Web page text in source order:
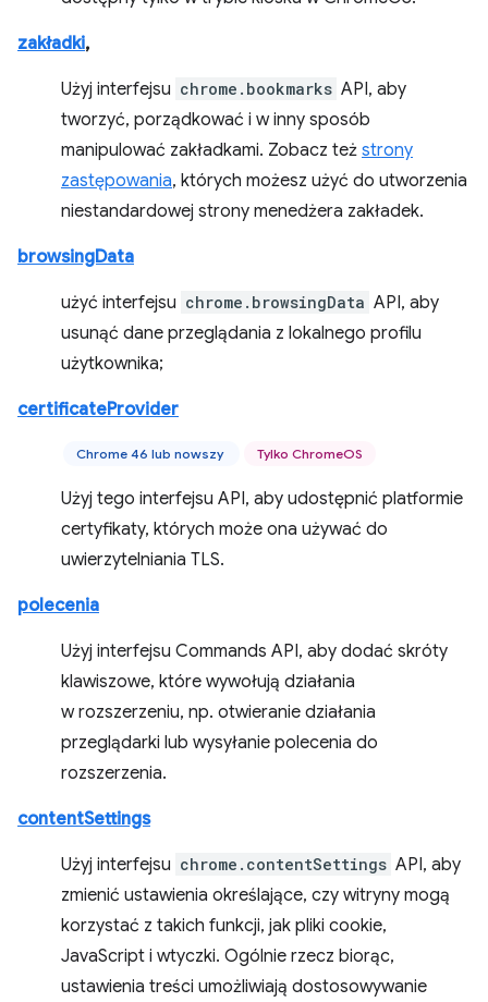
zakładki,
Użyj interfejsu chrome.bookmarks API, aby
tworzyć, porządkować i w inny sposób
manipulować zakładkami. Zobacz też strony
zastępowania, których możesz użyć do utworzenia
niestandardowej strony menedżera zakładek.
browsingData
użyć interfejsu chrome.browsingData API, aby
usunąć dane przeglądania z lokalnego profilu
użytkownika;
certificateProvider
Chrome 46 lub nowszy Tylko ChromeOS
Użyj tego interfejsu API, aby udostępnić platformie
certyfikaty, których może ona używać do
uwierzytelniania TLS.
polecenia
Użyj interfejsu Commands API, aby dodać skróty
klawiszowe, które wywołują działania
w rozszerzeniu, np. otwieranie działania
przeglądarki lub wysyłanie polecenia do
rozszerzenia.
contentSettings
Użyj interfejsu chrome.contentSettings API, aby
zmienić ustawienia określające, czy witryny mogą
korzystać z takich funkcji, jak pliki cookie,
JavaScript i wtyczki. Ogólnie rzecz biorąc,
ustawienia treści umożliwiają dostosowywanie